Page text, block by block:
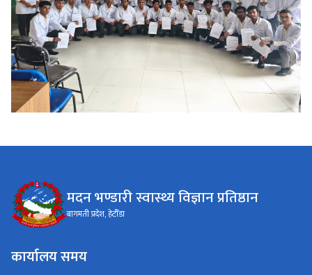
मदन भण्डारी स्वास्थ्य विज्ञान प्रतिष्ठान
बागमती प्रदेश, हेटौँडा
कार्यालय समय